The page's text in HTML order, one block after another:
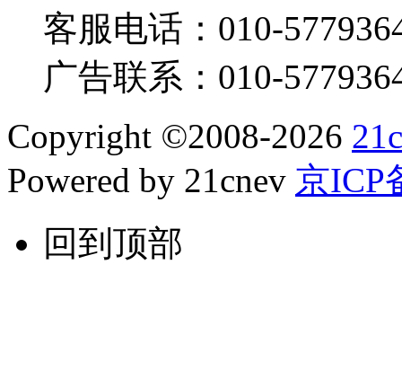
客服电话： 010-
广告联系： 010-
Copyright ©2008-2026
Powered by 21cnev 京ICP
回到顶部